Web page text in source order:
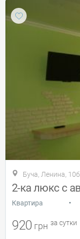
Буча, Ленина, 10б
Квартира •
920 грн за сутки